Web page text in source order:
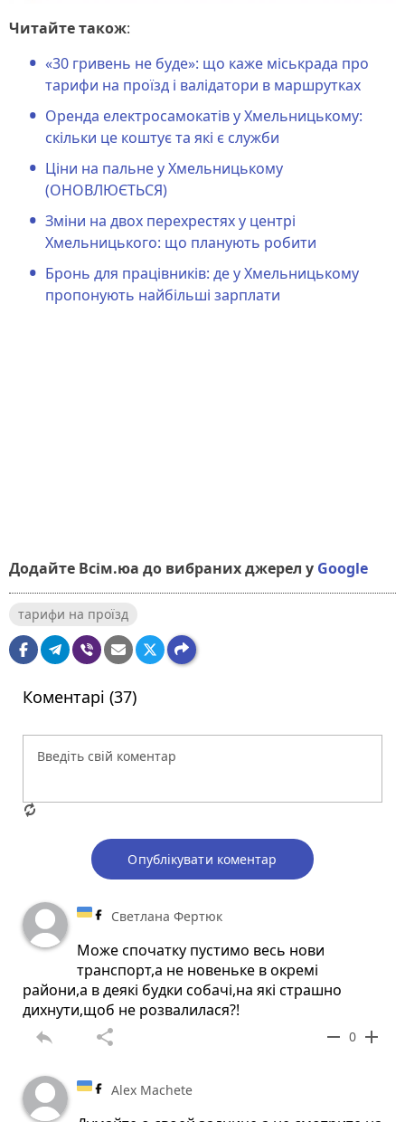
Читайте також:
«30 гривень не буде»: що каже міськрада про
тарифи на проїзд і валідатори в маршрутках
Оренда електросамокатів у Хмельницькому:
скільки це коштує та які є служби
Ціни на пальне у Хмельницькому
(ОНОВЛЮЄТЬСЯ)
Зміни на двох перехрестях у центрі
Хмельницького: що планують робити
Бронь для працівників: де у Хмельницькому
пропонують найбільші зарплати
Додайте Всім.юа до вибраних джерел у Google
тарифи на проїзд
Коментарі (37)
Опублікувати коментар
Светлана Фертюк
Може спочатку пустимо весь нови
транспорт,а не новеньке в окремі
райони,а в деякі будки собачі,на які страшно
дихнути,щоб не розвалилася?!
reply share remove 0 add
Alex Machete